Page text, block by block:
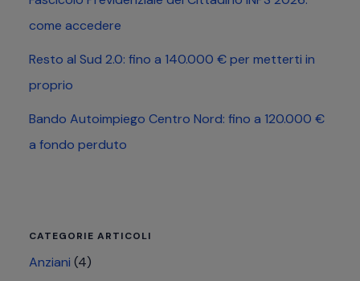
come accedere
Resto al Sud 2.0: fino a 140.000 € per metterti in
proprio
Bando Autoimpiego Centro Nord: fino a 120.000 €
a fondo perduto
CATEGORIE ARTICOLI
Anziani (4)